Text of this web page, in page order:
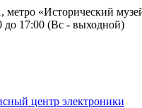
метро «Исторический
до 17:00 (Вс - выходной)
центр электроники